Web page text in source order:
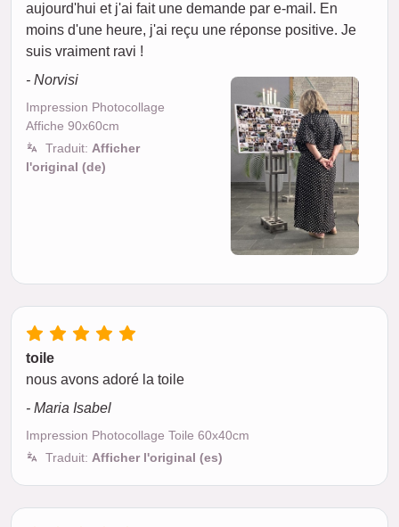
aujourd'hui et j'ai fait une demande par e-mail. En
moins d'une heure, j'ai reçu une réponse positive. Je
suis vraiment ravi !
- Norvisi
Impression Photocollage
Affiche 90x60cm
Traduit: Afficher
l'original (de)
toile
nous avons adoré la toile
- Maria Isabel
Impression Photocollage Toile 60x40cm
Traduit: Afficher l'original (es)